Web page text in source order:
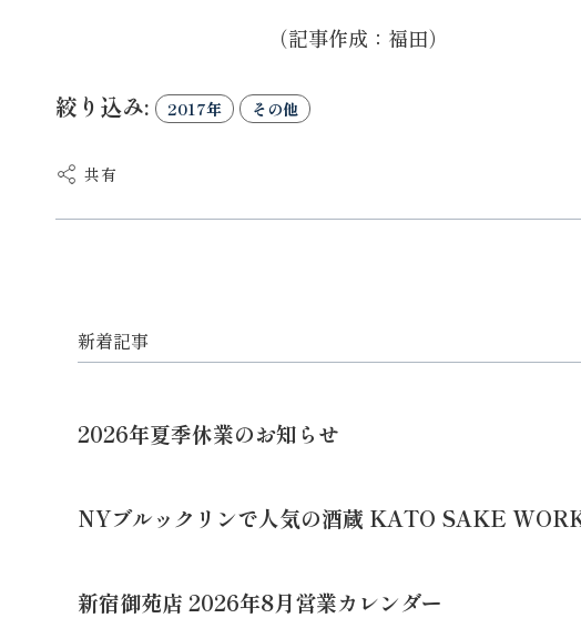
（記事作成：福田）
絞り込み: 2017年 その他
共有
新着記事
2026年夏季休業のお知らせ
NYブルックリンで人気の酒蔵 KATO SAKE
新宿御苑店 2026年8月営業カレンダー